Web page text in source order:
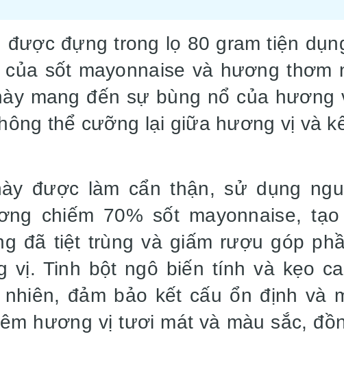
được đựng trong lọ 80 gram tiện
sốt mayonnaise và hương thơm
mang đến sự bùng nổ của hương
thể cưỡng lại giữa hương vị và
được làm cẩn thận, sử dụng
chiếm 70% sốt mayonnaise,
đã tiệt trùng và giấm rượu góp
vị. Tinh bột ngô biến tính và kẹo
đảm bảo kết cấu ổn định và
hương vị tươi mát và màu sắc,